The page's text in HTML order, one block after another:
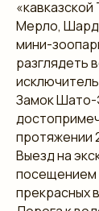
Мерло,
мини-
разглядеть
Замок Шато-
протяжении
Выезд на
посещением
прекрасных